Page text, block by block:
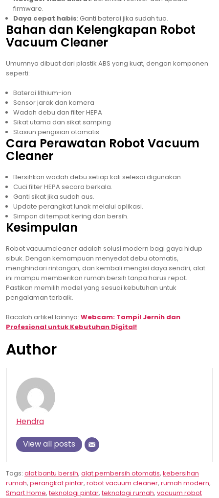
firmware.
Daya cepat habis: Ganti baterai jika sudah tua.
Bahan dan Kelengkapan Robot
Vacuum Cleaner
Umumnya dibuat dari plastik ABS yang kuat, dengan komponen
seperti:
Baterai lithium-ion
Sensor jarak dan kamera
Wadah debu dan filter HEPA
Sikat utama dan sikat samping
Stasiun pengisian otomatis
Cara Perawatan Robot Vacuum
Cleaner
Bersihkan wadah debu setiap kali selesai digunakan.
Cuci filter HEPA secara berkala.
Ganti sikat jika sudah aus.
Update perangkat lunak melalui aplikasi.
Simpan di tempat kering dan bersih.
Kesimpulan
Robot vacuumcleaner adalah solusi modern bagi gaya hidup
sibuk. Dengan kemampuan menyedot debu otomatis,
menghindari rintangan, dan kembali mengisi daya sendiri, alat
ini mampu memberikan rumah bersih tanpa harus repot.
Pastikan memilih model yang sesuai kebutuhan untuk
pengalaman terbaik.
Bacalah artikel lainnya: Webcam: Tampil Jernih dan
Profesional untuk Kebutuhan Digital!
Author
Hendra
View all posts
Tags: alat bantu bersih, alat pembersih otomatis, kebersihan
rumah, perangkat pintar, robot vacuum cleaner, rumah modern,
Smart Home,teknologi pintar,teknologi rumah, vacuum robot